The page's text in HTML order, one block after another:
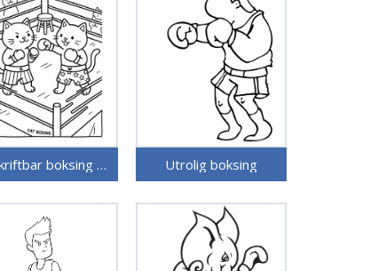
Utskriftbar boksing for barn Utrolig boksing